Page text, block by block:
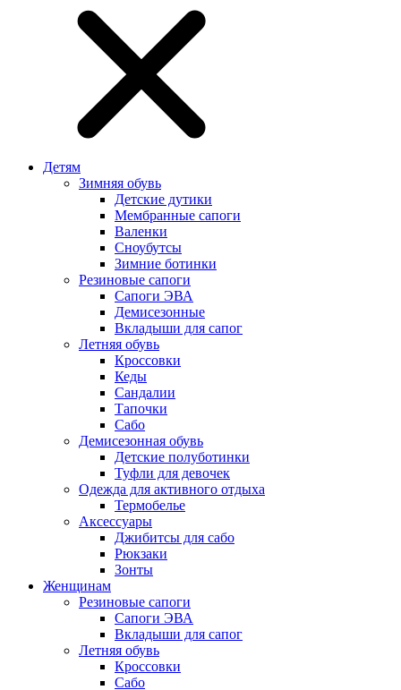
Детям
Зимняя обувь
Детские дутики
Мембранные сапоги
Валенки
Сноубутсы
Зимние ботинки
Резиновые сапоги
Сапоги ЭВА
Демисезонные
Вкладыши для сапог
Летняя обувь
Кроссовки
Кеды
Сандалии
Тапочки
Сабо
Демисезонная обувь
Детские полуботинки
Туфли для девочек
Одежда для активного отдыха
Термобелье
Аксессуары
Джибитсы для сабо
Рюкзаки
Зонты
Женщинам
Резиновые сапоги
Cапоги ЭВА
Вкладыши для сапог
Летняя обувь
Кроссовки
Сабо